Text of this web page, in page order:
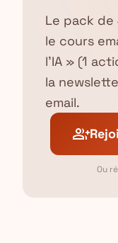
Le pack
le cours
l'IA » (1
la
email.
group_add
Ou